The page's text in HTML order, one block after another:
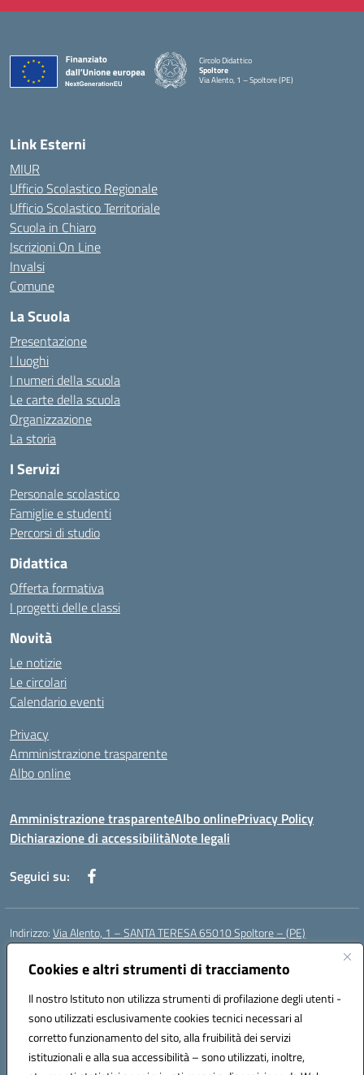
Cookies e altri strumenti di tracciamento
Il nostro Istituto non utilizza strumenti di profilazione degli utenti -
sono utilizzati esclusivamente cookies tecnici necessari al
corretto funzionamento del sito, alla fruibilità dei servizi
istituzionali e alla sua accessibilità – sono utilizzati, inoltre,
Circolo Didattico
Spoltore
Via Alento, 1 – Spoltore (PE)
— Visita la pagina iniziale della scuola
Link Esterni
MIUR
Ufficio Scolastico Regionale
Ufficio Scolastico Territoriale
Scuola in Chiaro
Iscrizioni On Line
Invalsi
Comune
La Scuola
Presentazione
I luoghi
I numeri della scuola
Le carte della scuola
Organizzazione
La storia
I Servizi
Personale scolastico
Famiglie e studenti
Percorsi di studio
Didattica
Offerta formativa
I progetti delle classi
Novità
Le notizie
Le circolari
Calendario eventi
Privacy
Amministrazione trasparente
Albo online
Amministrazione trasparenteAlbo onlinePrivacy Policy
Dichiarazione di accessibilitàNote legali
Seguici su:
Indirizzo:Via Alento, 1 – SANTA TERESA 65010 Spoltore – (PE)
Centralino:
Posta elettronica certificata (PEC):peee052003@pec.istruzione.it
Codice fiscale: 80006490686
Codice meccanografico:peee052003
Codice Indice delle Pubbliche Amministrazioni (IPA): istsc_peee052003
Codice unico di fatturazione (CUF): UF01MF